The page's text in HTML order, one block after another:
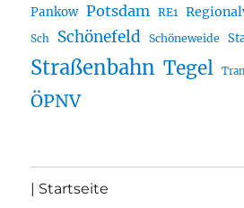
Pankow Potsdam RE1
Sch Schönefeld Schöneweide
Straßenbahn Tegel
ÖPNV
| Startseite